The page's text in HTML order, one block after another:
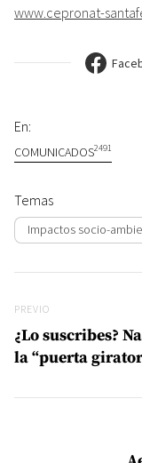
www.cepronat-
En:
COMUNICADOS2491
Temas
Impactos socio-
Previo
PREVIO
¿Lo suscribes?
la “puerta